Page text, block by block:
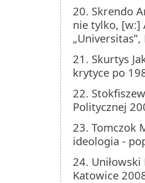
20. Skrendo
nie tylko, [w:]
21. Skurtys
krytyce po
22.
Politycznej
23. Tomczok
ideologia -
24.
Katowice